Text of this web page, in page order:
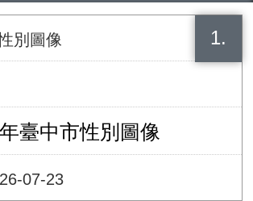
1.
別圖像
臺中市性別圖像
07-23